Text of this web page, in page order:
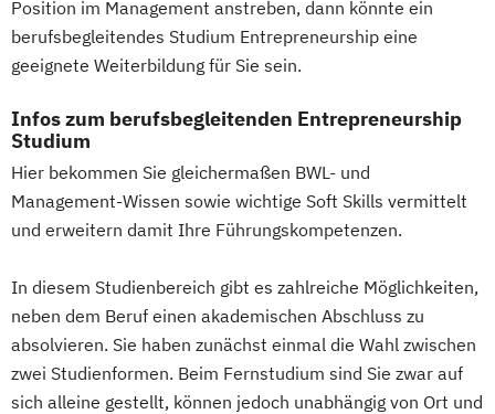
Position im Management anstreben, dann könnte ein
berufsbegleitendes Studium Entrepreneurship eine
geeignete Weiterbildung für Sie sein.
Infos zum berufsbegleitenden Entrepreneurship
Studium
Hier bekommen Sie gleichermaßen BWL- und
Management-Wissen sowie wichtige Soft Skills vermittelt
und erweitern damit Ihre Führungskompetenzen.
In diesem Studienbereich gibt es zahlreiche Möglichkeiten,
neben dem Beruf einen akademischen Abschluss zu
absolvieren. Sie haben zunächst einmal die Wahl zwischen
zwei Studienformen. Beim Fernstudium sind Sie zwar auf
sich alleine gestellt, können jedoch unabhängig von Ort und